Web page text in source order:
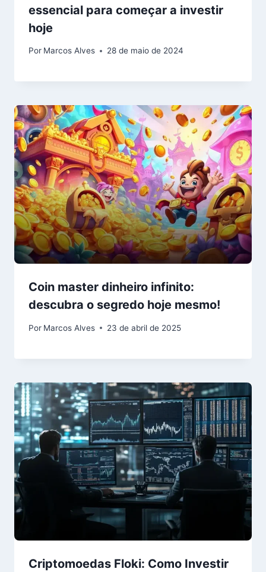
essencial para começar a investir
hoje
Por Marcos Alves 28 de maio de 2024
Coin master dinheiro infinito:
descubra o segredo hoje mesmo!
Por Marcos Alves 23 de abril de 2025
Criptomoedas Floki: Como Investir